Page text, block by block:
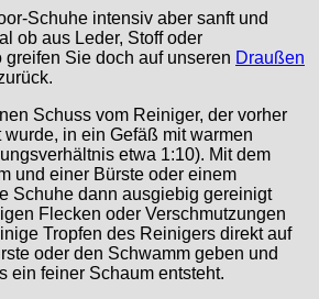
Schuhe intensiv aber sanft und
ob aus Leder, Stoff oder
Sie doch auf unseren Draußen
Schuss vom Reiniger, der vorher
in ein Gefäß mit warmen
etwa 1:10). Mit dem
und einer Bürste oder einem
Schuhe dann ausgiebig gereinigt
Flecken oder Verschmutzungen
Tropfen des Reinigers direkt auf
oder den Schwamm geben und
ein feiner Schaum entsteht.